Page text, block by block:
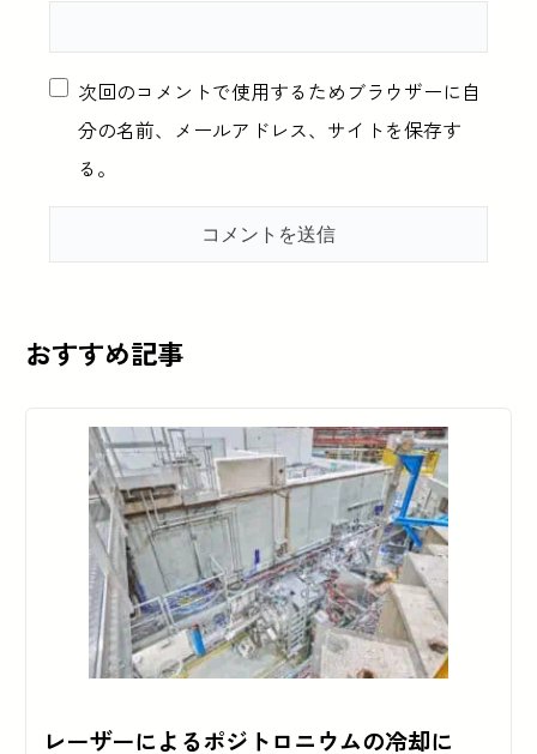
次回のコメントで使用するためブラウザーに自
分の名前、メールアドレス、サイトを保存す
る。
おすすめ記事
レーザーによるポジトロニウムの冷却に